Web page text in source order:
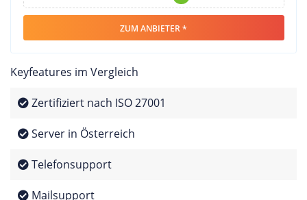
ZUM ANBIETER *
Keyfeatures im Vergleich
Zertifiziert nach ISO 27001
Server in Österreich
Telefonsupport
Mailsupport